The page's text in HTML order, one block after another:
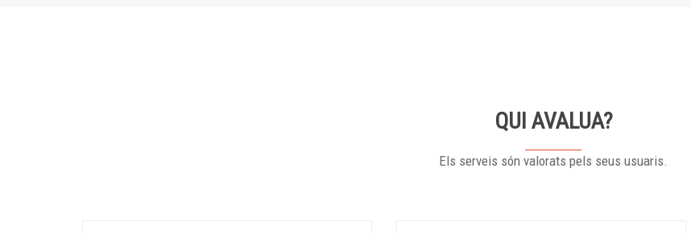
QUI AVALUA?
Els serveis són valorats pels seus usuaris.